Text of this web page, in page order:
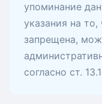
упоминание
указания на то,
запрещена,
согласно ст.